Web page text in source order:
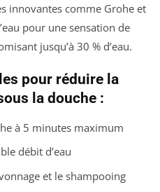
innovantes comme Grohe et
pour une sensation de
jusqu’à 30 % d’eau.
pour réduire la
la douche :
à 5 minutes maximum
débit d’eau
et le shampooing